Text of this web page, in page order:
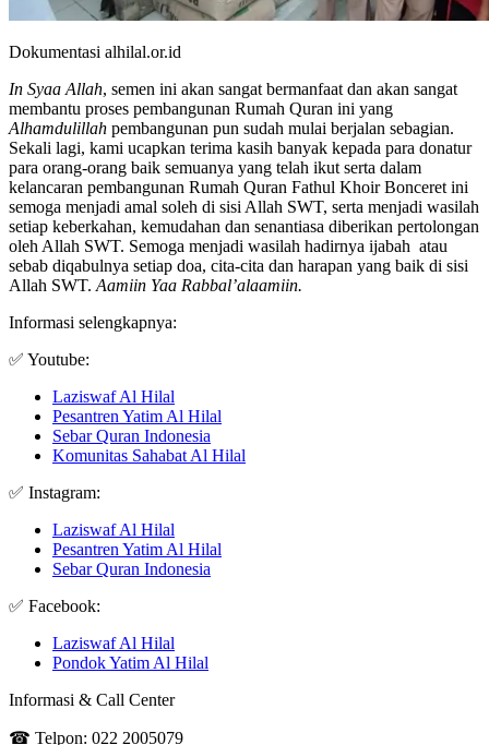
Dokumentasi alhilal.or.id
In Syaa Allah, semen ini akan sangat bermanfaat dan akan sangat
membantu proses pembangunan Rumah Quran ini yang
Alhamdulillah pembangunan pun sudah mulai berjalan sebagian.
Sekali lagi, kami ucapkan terima kasih banyak kepada para donatur
para orang-orang baik semuanya yang telah ikut serta dalam
kelancaran pembangunan Rumah Quran Fathul Khoir Bonceret ini
semoga menjadi amal soleh di sisi Allah SWT, serta menjadi wasilah
setiap keberkahan, kemudahan dan senantiasa diberikan pertolongan
oleh Allah SWT. Semoga menjadi wasilah hadirnya ijabah atau
sebab diqabulnya setiap doa, cita-cita dan harapan yang baik di sisi
Allah SWT. Aamiin Yaa Rabbal’alaamiin.
Informasi selengkapnya:
✅ Youtube:
Laziswaf Al Hilal
Pesantren Yatim Al Hilal
Sebar Quran Indonesia
Komunitas Sahabat Al Hilal
✅ Instagram:
Laziswaf Al Hilal
Pesantren Yatim Al Hilal
Sebar Quran Indonesia
✅ Facebook:
Laziswaf Al Hilal
Pondok Yatim Al Hilal
Informasi & Call Center
☎ Telpon: 022 2005079